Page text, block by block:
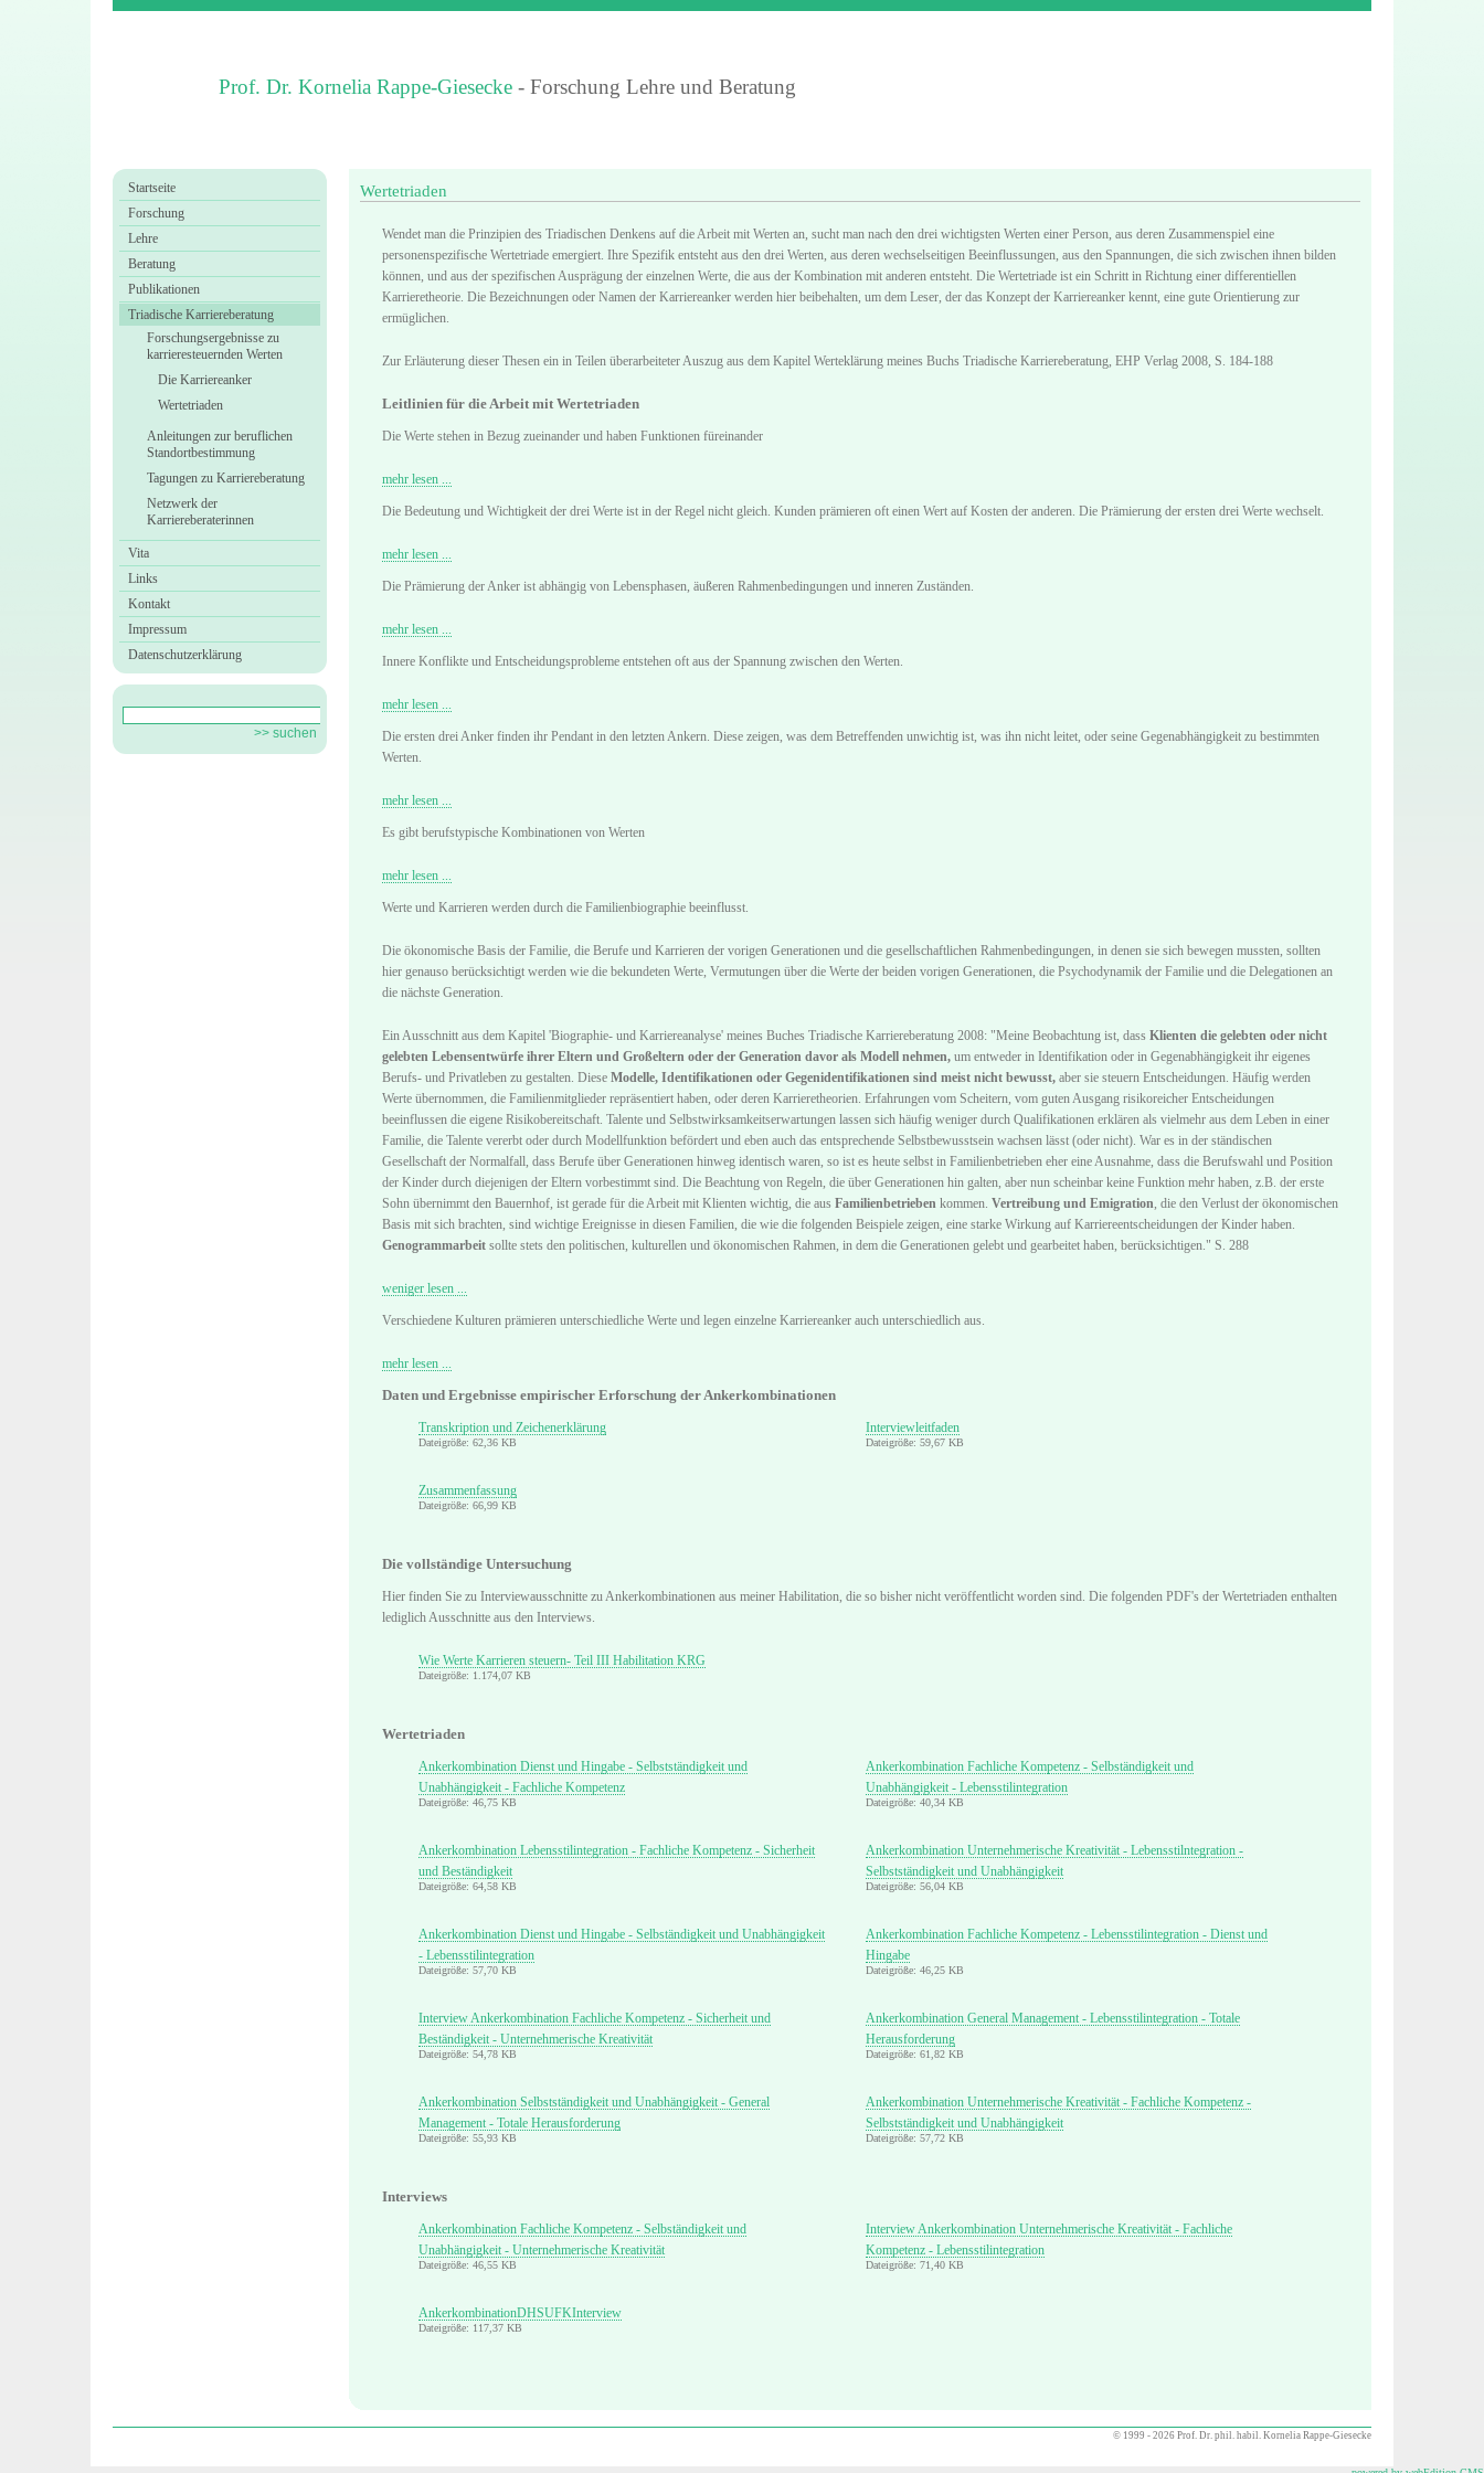
Prof. Dr. Kornelia Rappe-Giesecke - Forschung Lehre und Beratung
Startseite
Forschung
Lehre
Beratung
Publikationen
Triadische Karriereberatung
Forschungsergebnisse zu
karrieresteuernden Werten
Die Karriereanker
Wertetriaden
Anleitungen zur beruflichen
Standortbestimmung
Tagungen zu Karriereberatung
Netzwerk der
Karriereberaterinnen
Vita
Links
Kontakt
Impressum
Datenschutzerklärung
Wertetriaden
Wendet man die Prinzipien des Triadischen Denkens auf die Arbeit mit Werten an, sucht man nach den drei wichtigsten Werten einer Person, aus deren Zusammenspiel eine
personenspezifische Wertetriade emergiert. Ihre Spezifik entsteht aus den drei Werten, aus deren wechselseitigen Beeinflussungen, aus den Spannungen, die sich zwischen ihnen bilden
können, und aus der spezifischen Ausprägung der einzelnen Werte, die aus der Kombination mit anderen entsteht. Die Wertetriade ist ein Schritt in Richtung einer differentiellen
Karrieretheorie. Die Bezeichnungen oder Namen der Karriereanker werden hier beibehalten, um dem Leser, der das Konzept der Karriereanker kennt, eine gute Orientierung zur
ermüglichen.
Zur Erläuterung dieser Thesen ein in Teilen überarbeiteter Auszug aus dem Kapitel Werteklärung meines Buchs Triadische Karriereberatung, EHP Verlag 2008, S. 184-188
Leitlinien für die Arbeit mit Wertetriaden
Die Werte stehen in Bezug zueinander und haben Funktionen füreinander
mehr lesen ...
Die Bedeutung und Wichtigkeit der drei Werte ist in der Regel nicht gleich. Kunden prämieren oft einen Wert auf Kosten der anderen. Die Prämierung der ersten drei Werte wechselt.
mehr lesen ...
Die Prämierung der Anker ist abhängig von Lebensphasen, äußeren Rahmenbedingungen und inneren Zuständen.
mehr lesen ...
Innere Konflikte und Entscheidungsprobleme entstehen oft aus der Spannung zwischen den Werten.
mehr lesen ...
Die ersten drei Anker finden ihr Pendant in den letzten Ankern. Diese zeigen, was dem Betreffenden unwichtig ist, was ihn nicht leitet, oder seine Gegenabhängigkeit zu bestimmten
Werten.
mehr lesen ...
Es gibt berufstypische Kombinationen von Werten
mehr lesen ...
Werte und Karrieren werden durch die Familienbiographie beeinflusst.
Die ökonomische Basis der Familie, die Berufe und Karrieren der vorigen Generationen und die gesellschaftlichen Rahmenbedingungen, in denen sie sich bewegen mussten, sollten
hier genauso berücksichtigt werden wie die bekundeten Werte, Vermutungen über die Werte der beiden vorigen Generationen, die Psychodynamik der Familie und die Delegationen an
die nächste Generation.
Ein Ausschnitt aus dem Kapitel 'Biographie- und Karriereanalyse' meines Buches Triadische Karriereberatung 2008: "Meine Beobachtung ist, dass Klienten die gelebten oder nicht
gelebten Lebensentwürfe ihrer Eltern und Großeltern oder der Generation davor als Modell nehmen, um entweder in Identifikation oder in Gegenabhängigkeit ihr eigenes
Berufs- und Privatleben zu gestalten. Diese Modelle, Identifikationen oder Gegenidentifikationen sind meist nicht bewusst, aber sie steuern Entscheidungen. Häufig werden
Werte übernommen, die Familienmitglieder repräsentiert haben, oder deren Karrieretheorien. Erfahrungen vom Scheitern, vom guten Ausgang risikoreicher Entscheidungen
beeinflussen die eigene Risikobereitschaft. Talente und Selbstwirksamkeitserwartungen lassen sich häufig weniger durch Qualifikationen erklären als vielmehr aus dem Leben in einer
Familie, die Talente vererbt oder durch Modellfunktion befördert und eben auch das entsprechende Selbstbewusstsein wachsen lässt (oder nicht). War es in der ständischen
Gesellschaft der Normalfall, dass Berufe über Generationen hinweg identisch waren, so ist es heute selbst in Familienbetrieben eher eine Ausnahme, dass die Berufswahl und Position
der Kinder durch diejenigen der Eltern vorbestimmt sind. Die Beachtung von Regeln, die über Generationen hin galten, aber nun scheinbar keine Funktion mehr haben, z.B. der erste
Sohn übernimmt den Bauernhof, ist gerade für die Arbeit mit Klienten wichtig, die aus Familienbetrieben kommen. Vertreibung und Emigration , die den Verlust der ökonomischen
Basis mit sich brachten, sind wichtige Ereignisse in diesen Familien, die wie die folgenden Beispiele zeigen, eine starke Wirkung auf Karriereentscheidungen der Kinder haben.
Genogrammarbeit sollte stets den politischen, kulturellen und ökonomischen Rahmen, in dem die Generationen gelebt und gearbeitet haben, berücksichtigen." S. 288
weniger lesen ...
Verschiedene Kulturen prämieren unterschiedliche Werte und legen einzelne Karriereanker auch unterschiedlich aus.
mehr lesen ...
Daten und Ergebnisse empirischer Erforschung der Ankerkombinationen
Transkription und Zeichenerklärung
Dateigröße: 62,36 KB
Interviewleitfaden
Dateigröße: 59,67 KB
Zusammenfassung
Dateigröße: 66,99 KB
Die vollständige Untersuchung
Hier finden Sie zu Interviewausschnitte zu Ankerkombinationen aus meiner Habilitation, die so bisher nicht veröffentlicht worden sind. Die folgenden PDF's der Wertetriaden enthalten
lediglich Ausschnitte aus den Interviews.
Wie Werte Karrieren steuern- Teil III Habilitation KRG
Dateigröße: 1.174,07 KB
Wertetriaden
Ankerkombination Dienst und Hingabe - Selbstständigkeit und
Unabhängigkeit - Fachliche Kompetenz
Dateigröße: 46,75 KB
Ankerkombination Fachliche Kompetenz - Selbständigkeit und
Unabhängigkeit - Lebensstilintegration
Dateigröße: 40,34 KB
Ankerkombination Lebensstilintegration - Fachliche Kompetenz - Sicherheit
und Beständigkeit
Dateigröße: 64,58 KB
Ankerkombination Unternehmerische Kreativität - Lebensstilntegration -
Selbstständigkeit und Unabhängigkeit
Dateigröße: 56,04 KB
Ankerkombination Dienst und Hingabe - Selbständigkeit und Unabhängigkeit
- Lebensstilintegration
Dateigröße: 57,70 KB
Ankerkombination Fachliche Kompetenz - Lebensstilintegration - Dienst und
Hingabe
Dateigröße: 46,25 KB
Interview Ankerkombination Fachliche Kompetenz - Sicherheit und
Beständigkeit - Unternehmerische Kreativität
Dateigröße: 54,78 KB
Ankerkombination General Management - Lebensstilintegration - Totale
Herausforderung
Dateigröße: 61,82 KB
Ankerkombination Selbstständigkeit und Unabhängigkeit - General
Management - Totale Herausforderung
Dateigröße: 55,93 KB
Ankerkombination Unternehmerische Kreativität - Fachliche Kompetenz -
Selbstständigkeit und Unabhängigkeit
Dateigröße: 57,72 KB
Interviews
Ankerkombination Fachliche Kompetenz - Selbständigkeit und
Unabhängigkeit - Unternehmerische Kreativität
Dateigröße: 46,55 KB
Interview Ankerkombination Unternehmerische Kreativität - Fachliche
Kompetenz - Lebensstilintegration
Dateigröße: 71,40 KB
AnkerkombinationDHSUFKInterview
Dateigröße: 117,37 KB
© 1999 - 2026 Prof. Dr. phil. habil. Kornelia Rappe-Giesecke